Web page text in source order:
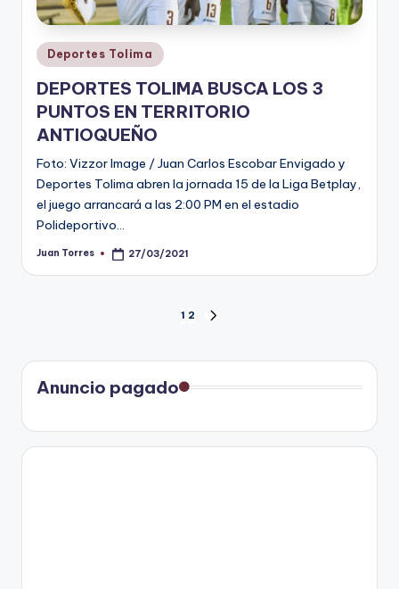
Publicado
en
Deportes Tolima
DEPORTES TOLIMA BUSCA LOS 3
PUNTOS EN TERRITORIO
ANTIOQUEÑO
Foto: Vizzor Image / Juan Carlos Escobar Envigado y
Deportes Tolima abren la jornada 15 de la Liga Betplay,
el juego arrancará a las 2:00 PM en el estadio
Polideportivo…
Publicado
Juan Torres 27/03/2021
de
entradas
1 2
Anuncio pagado